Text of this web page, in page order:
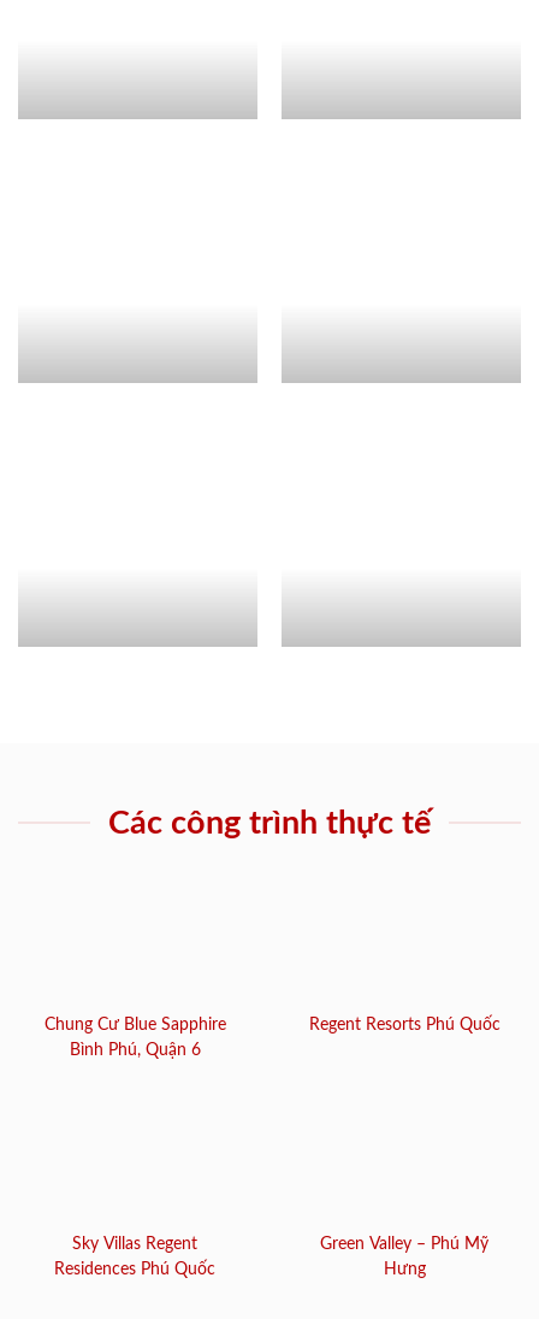
Các công trình thực tế
Chung Cư Blue Sapphire
Bình Phú, Quận 6
Regent Resorts Phú Quốc
Sky Villas Regent
Residences Phú Quốc
Green Valley – Phú Mỹ
Hưng